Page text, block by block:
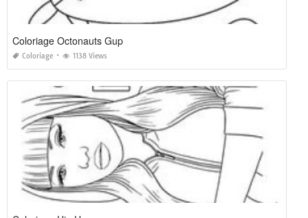
Coloriage Octonauts Gup
Coloriage 1138 Views